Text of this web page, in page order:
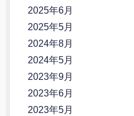
2025年6月
2025年5月
2024年8月
2024年5月
2023年9月
2023年6月
2023年5月